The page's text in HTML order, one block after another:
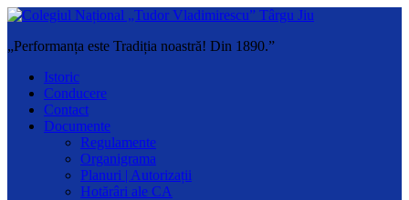
„Performanța este Tradiția noastră! Din 1890.”
Istoric
Conducere
Contact
Documente
Regulamente
Organigrama
Planuri | Autorizații
Hotărâri ale CA